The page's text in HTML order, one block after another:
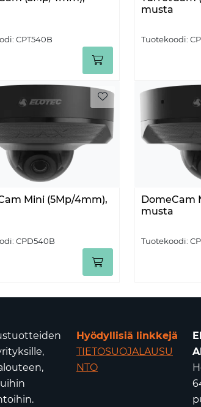
CPT540B
musta
Tuotekoodi:
Mini (5Mp/4mm),
CPD540B
DomeCam
musta
Tuotekoodi:
Hyödyllisiä linkkejä
TIETOSUOJALAUSU
NTO